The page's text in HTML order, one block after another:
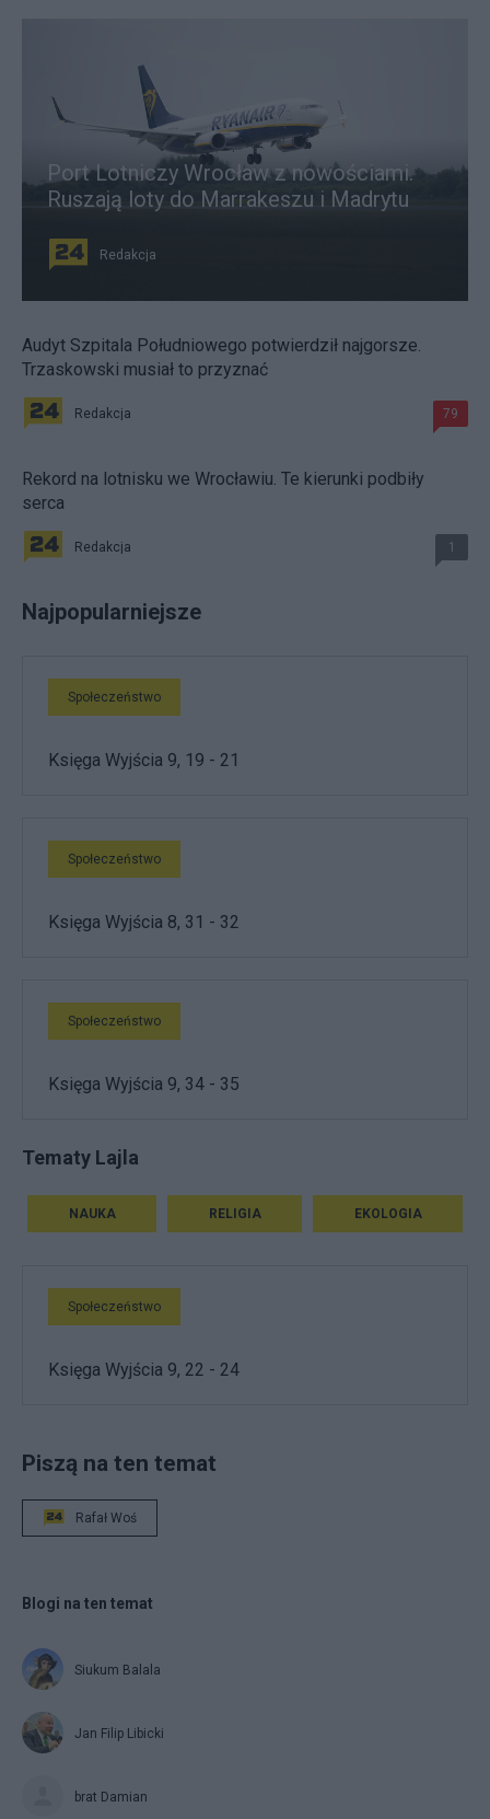
Port Lotniczy Wrocław z nowościami.
Ruszają loty do Marrakeszu i Madrytu
Redakcja
Audyt Szpitala Południowego potwierdził najgorsze.
Trzaskowski musiał to przyznać
Redakcja 79
Rekord na lotnisku we Wrocławiu. Te kierunki podbiły
serca
Redakcja 1
Najpopularniejsze
Społeczeństwo
Księga Wyjścia 9, 19 - 21
Społeczeństwo
Księga Wyjścia 8, 31 - 32
Społeczeństwo
Księga Wyjścia 9, 34 - 35
Tematy Lajla
NAUKA RELIGIA EKOLOGIA
Społeczeństwo
Księga Wyjścia 9, 22 - 24
Piszą na ten temat
Rafał Woś
Blogi na ten temat
Siukum Balala
Jan Filip Libicki
brat Damian